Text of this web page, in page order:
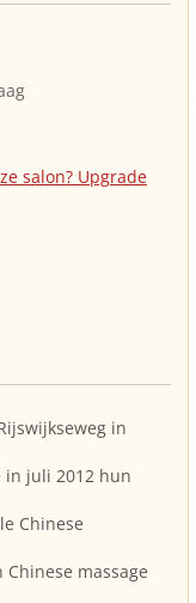
salon? Upgrade
in
in juli 2012 hun
Chinese
massage